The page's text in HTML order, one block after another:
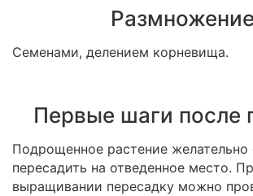
Размножение
Семенами, делением корневища.
Первые шаги после
Подрощенное растение желательно
пересадить на отведенное место.
выращивании пересадку можно